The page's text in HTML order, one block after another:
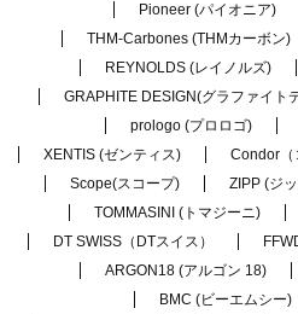
Pioneer (パイオニア)
THM-Carbones (THMカーボン)
REYNOLDS (レイノルズ)
GRAPHITE DESIGN(グラファイト
prologo (プロロゴ)
XENTIS (ゼンティス)
Condor（
Scope(スコープ)
ZIPP (ジ
TOMMASINI (トマジーニ)
DT SWISS（DTスイス）
ARGON18 (アルゴン 18)
BMC (ビーエムシー)